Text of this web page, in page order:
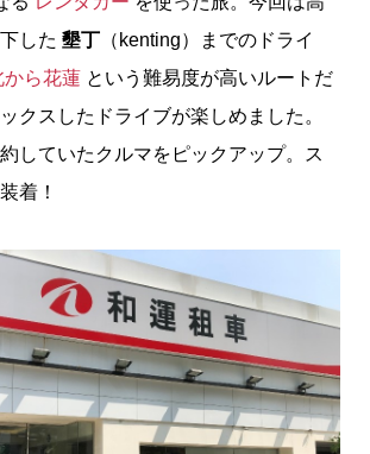
した 墾丁（kenting）までのドライ
から花蓮という難易度が高いルートだ
クスしたドライブが楽しめました。
していたクルマをピックアップ。ス
着！